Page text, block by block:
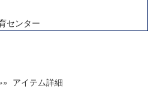
センター
ンスティテュート
アイテム詳細